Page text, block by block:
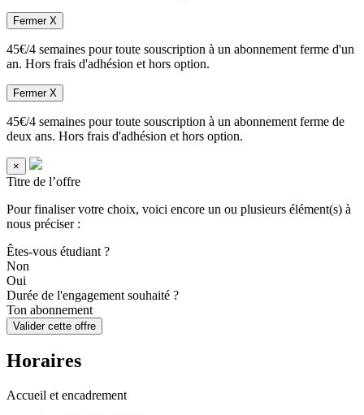
Fermer X
45€/4 semaines pour toute souscription à un abonnement ferme d'un
an. Hors frais d'adhésion et hors option.
Fermer X
45€/4 semaines pour toute souscription à un abonnement ferme de
deux ans. Hors frais d'adhésion et hors option.
×
Titre de l’offre
Pour finaliser votre choix, voici encore un ou plusieurs élément(s) à
nous préciser :
Êtes-vous étudiant ?
Non
Oui
Durée de l'engagement souhaité ?
Ton abonnement
Valider cette offre
Horaires
Accueil et encadrement